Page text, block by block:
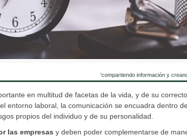
'compartiendo información y
en multitud de facetas de la vida, y de su
entorno laboral, la comunicación se encuadra dentro
propios del individuo y de su personalidad.
las empresas y deben poder complementarse de